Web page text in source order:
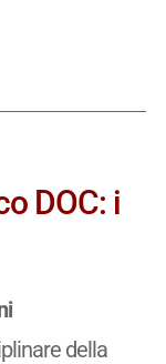
DOC: i
della